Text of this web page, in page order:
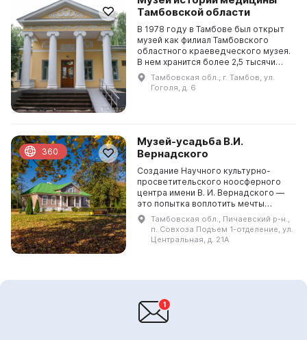
Тамбовской области
В 1978 году в Тамбове был открыт
музей как филиал Тамбовского
областного краеведческого музея.
В нем хранится более 2,5 тысячи
единиц хранения, в том числе
документальный фонд, печатные
издания, рукоп...
Тамбовская обл., г. Тамбов, ул.
Гоголя, д. 6
Музей-усадьба В.И.
Вернадского
Создание Научного культурно-
просветительского ноосферного
центра имени В. И. Вернадского —
это попытка воплотить мечты
Вернадских в жизнь: изменить
социокультурную и экономическую
ситуацию в регионе, ...
Тамбовская обл., Пичаевский р-н.,
п. Совхоза Подъем 1-отделение, ул.
Центральная, д. 21А
360